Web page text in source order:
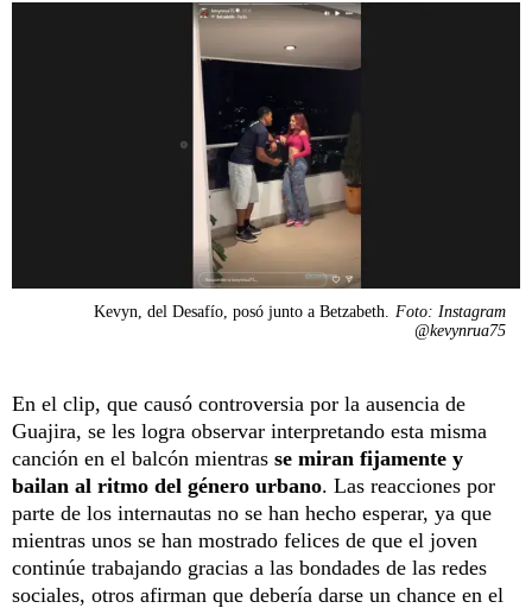
Kevyn, del Desafío, posó junto a Betzabeth.
Foto: Instagram
@kevynrua75
En el clip, que causó controversia por la ausencia de
Guajira, se les logra observar interpretando esta misma
canción en el balcón mientras se miran fijamente y
bailan al ritmo del género urbano. Las reacciones por
parte de los internautas no se han hecho esperar, ya que
mientras unos se han mostrado felices de que el joven
continúe trabajando gracias a las bondades de las redes
sociales, otros afirman que debería darse un chance en el